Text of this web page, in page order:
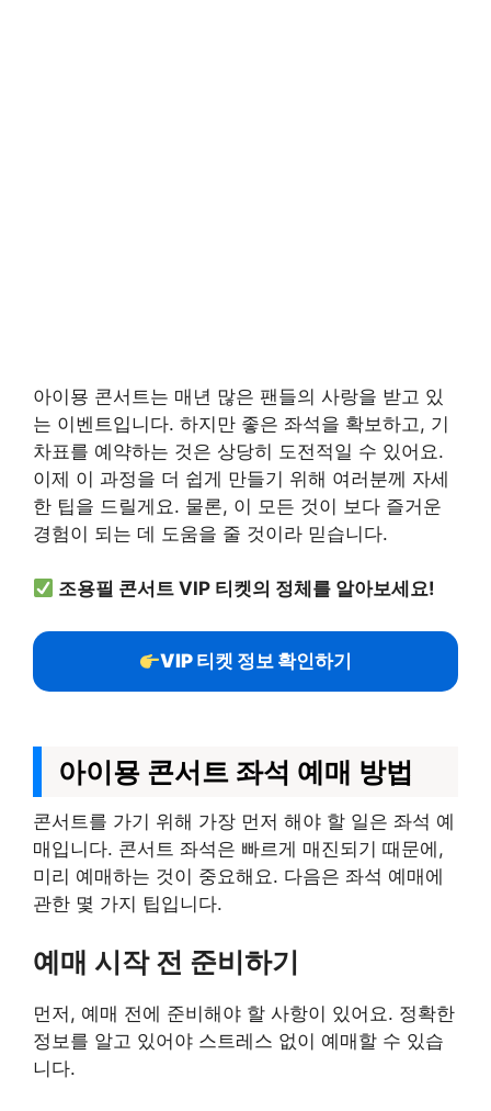
아이묭 콘서트는 매년 많은 팬들의 사랑을 받고 있
는 이벤트입니다. 하지만 좋은 좌석을 확보하고, 기
차표를 예약하는 것은 상당히 도전적일 수 있어요.
이제 이 과정을 더 쉽게 만들기 위해 여러분께 자세
한 팁을 드릴게요. 물론, 이 모든 것이 보다 즐거운
경험이 되는 데 도움을 줄 것이라 믿습니다.
조용필 콘서트 VIP 티켓의 정체를 알아보세요!
VIP 티켓 정보 확인하기
아이묭 콘서트 좌석 예매 방법
콘서트를 가기 위해 가장 먼저 해야 할 일은 좌석 예
매입니다. 콘서트 좌석은 빠르게 매진되기 때문에,
미리 예매하는 것이 중요해요. 다음은 좌석 예매에
관한 몇 가지 팁입니다.
예매 시작 전 준비하기
먼저, 예매 전에 준비해야 할 사항이 있어요. 정확한
정보를 알고 있어야 스트레스 없이 예매할 수 있습
니다.